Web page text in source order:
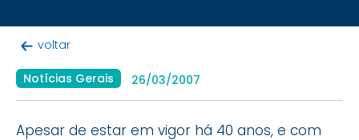
voltar
Notícias Gerais 26/03/2007
Apesar de estar em vigor há 40 anos, e com